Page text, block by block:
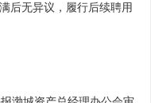
后无异议，履行后续聘用